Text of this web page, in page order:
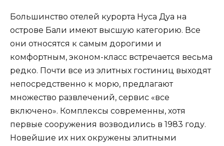
Большинство отелей курорта Нуса Дуа на
острове Бали имеют высшую категорию. Все
они относятся к самым дорогими и
комфортным, эконом-класс встречается весьма
редко. Почти все из элитных гостиниц выходят
непосредственно к морю, предлагают
множество развлечений, сервис «все
включено». Комплексы современны, хотя
первые сооружения возводились в 1983 году.
Новейшие их них окружены элитными